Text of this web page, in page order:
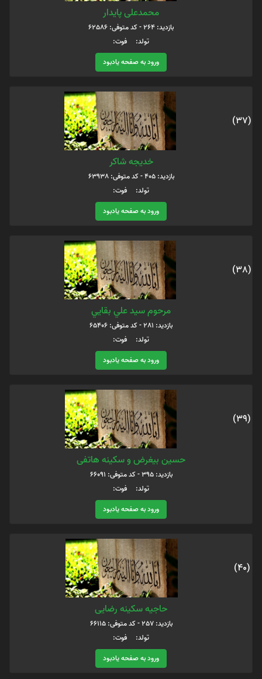
محمدعلی پایدار
بازدید: 264 - کد متوفی: 62586
تولد: فوت:
ورود به صفحه یادبود
(37)
خدیجه شاکر
بازدید: 405 - کد متوفی: 63938
تولد: فوت:
ورود به صفحه یادبود
(38)
مرحوم سيد علي بقايي
بازدید: 281 - کد متوفی: 65406
تولد: فوت:
ورود به صفحه یادبود
(39)
حسین بیغرض و سکینه هاتفی
بازدید: 395 - کد متوفی: 66091
تولد: فوت:
ورود به صفحه یادبود
(40)
حاجیه سکینه رضایی
بازدید: 257 - کد متوفی: 66115
تولد: فوت:
ورود به صفحه یادبود